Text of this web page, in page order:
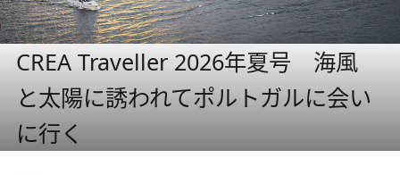
CREA Traveller 2026年夏号 海風
と太陽に誘われてポルトガルに会い
に行く